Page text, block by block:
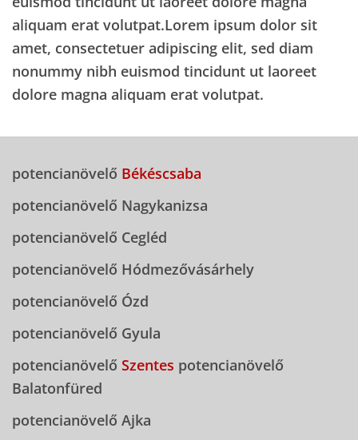
aliquam erat volutpat.Lorem ipsum dolor sit
amet, consectetuer adipiscing elit, sed diam
nonummy nibh euismod tincidunt ut laoreet
dolore magna aliquam erat volutpat.
potencianövelő Békéscsaba
potencianövelő Nagykanizsa
potencianövelő Cegléd
potencianövelő Hódmezővásárhely
potencianövelő Ózd
potencianövelő Gyula
potencianövelő Szentes potencianövelő
Balatonfüred
potencianövelő Ajka